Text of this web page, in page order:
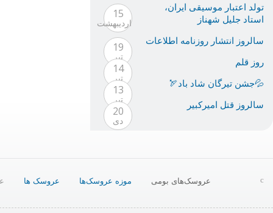
15
ارديبهشت
تولد اعتبار موسيقى ايران،
استاد جليل شهناز
19
تیر
سالروز انتشار روزنامه اطلاعات
14
تیر
روز قلم
13
تیر
💦جشن تیرگان شاد باد🏹
20
دی
سالروز قتل امیرکبیر
عروسک‌های بومی موزه عروسک‌ها عروسک ها